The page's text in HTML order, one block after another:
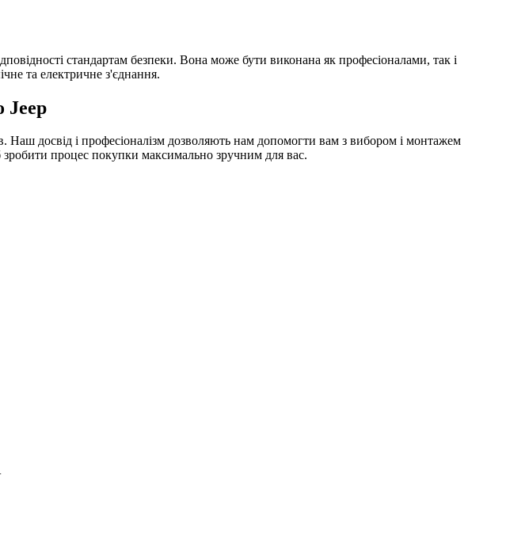
стандартам безпеки. Вона може бути виконана як професіоналами, так і
та електричне з'єднання.
Jeep
Наш досвід і професіоналізм дозволяють нам допомогти вам з вибором і монтажем
процес покупки максимально зручним для вас.